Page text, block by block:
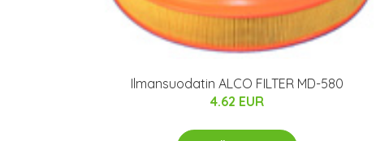
Ilmansuodatin ALCO FILTER MD-580
4.62 EUR